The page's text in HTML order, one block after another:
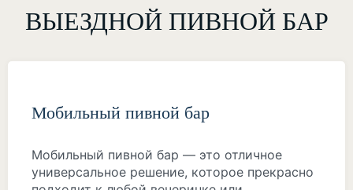
ВЫЕЗДНОЙ ПИВНОЙ БАР
Мобильный пивной бар
Мобильный пивной бар — это отличное
универсальное решение, которое прекрасно